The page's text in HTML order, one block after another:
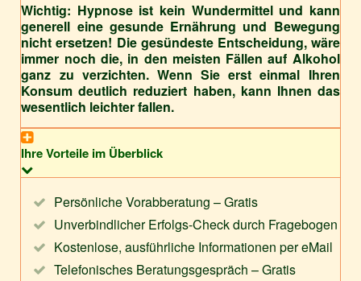
Wichtig: Hypnose ist kein Wundermittel und kann
generell eine gesunde Ernährung und Bewegung
nicht ersetzen! Die gesündeste Entscheidung, wäre
immer noch die, in den meisten Fällen auf Alkohol
ganz zu verzichten. Wenn Sie erst einmal Ihren
Konsum deutlich reduziert haben, kann Ihnen das
wesentlich leichter fallen.
Ihre Vorteile im Überblick
Persönliche Vorabberatung – Gratis
Unverbindlicher Erfolgs-Check durch Fragebogen
Kostenlose, ausführliche Informationen per eMail
Telefonisches Beratungsgespräch – Gratis